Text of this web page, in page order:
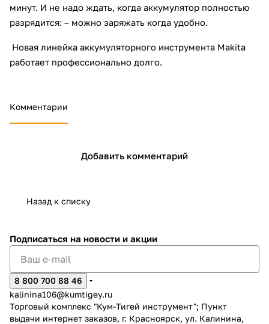
минут. И не надо ждать, когда аккумулятор полностью
разрядится: – можно заряжать когда удобно.
Новая линейка аккумуляторного инструмента Makita
работает профессионально долго.
Комментарии
Добавить комментарий
Назад к списку
Подписаться на новости и акции
8 800 700 88 46
kalinina106@kumtigey.ru
Торговый комплекс "Кум-Тигей инструмент"; Пункт
выдачи интернет заказов, г. Красноярск, ул. Калинина,